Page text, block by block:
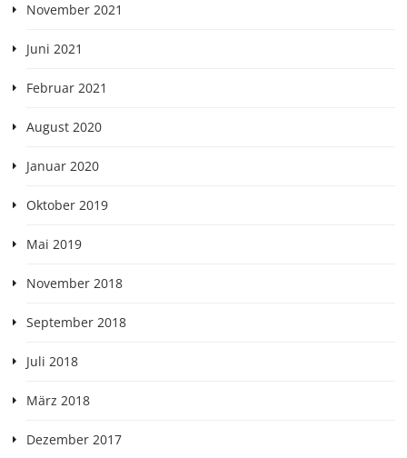
November 2021
Juni 2021
Februar 2021
August 2020
Januar 2020
Oktober 2019
Mai 2019
November 2018
September 2018
Juli 2018
März 2018
Dezember 2017